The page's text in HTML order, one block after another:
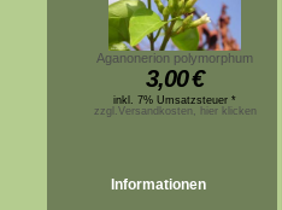
Aganonerion polymorphum
3,00€
inkl. 7% Umsatzsteuer *
zzgl.Versandkosten, hier klicken
Informationen